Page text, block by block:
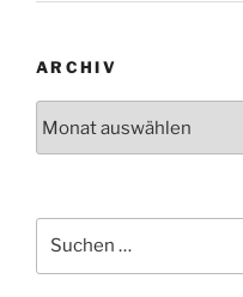
ARCHIV
nach: